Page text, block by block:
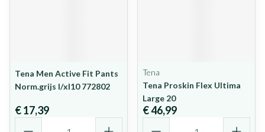
Tena Men Active Fit Pants
Norm.grijs l/xl10 772802
€ 17,39
Tena
Tena Proskin Flex Ultima
Large 20
€ 46,99